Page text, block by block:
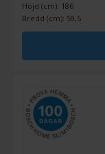
Höjd (cm): 186
Bredd (cm): 59,5